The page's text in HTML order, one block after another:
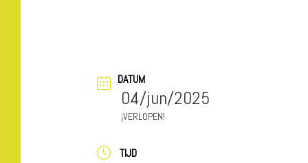
DATUM
04/jun/2025
VERLOPEN!
TIJD